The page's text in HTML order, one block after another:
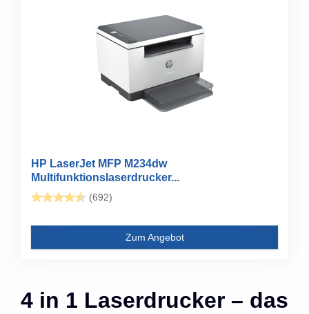
HP LaserJet MFP M234dw
Multifunktionslaserdrucker...
(692)
Zum Angebot
4 in 1 Laserdrucker – das